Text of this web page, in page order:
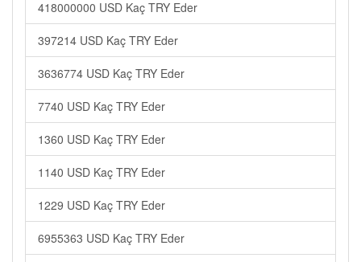
418000000 USD Kaç TRY Eder
397214 USD Kaç TRY Eder
3636774 USD Kaç TRY Eder
7740 USD Kaç TRY Eder
1360 USD Kaç TRY Eder
1140 USD Kaç TRY Eder
1229 USD Kaç TRY Eder
6955363 USD Kaç TRY Eder